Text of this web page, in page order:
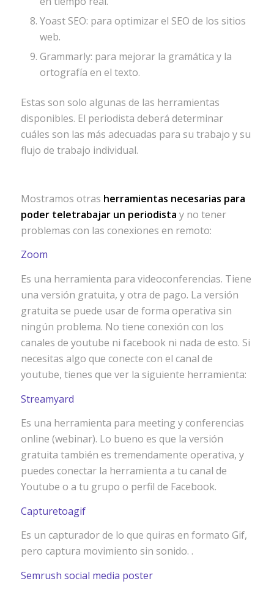
Yoast SEO: para optimizar el SEO de los sitios
web.
Grammarly: para mejorar la gramática y la
ortografía en el texto.
Estas son solo algunas de las herramientas
disponibles. El periodista deberá determinar
cuáles son las más adecuadas para su trabajo y su
flujo de trabajo individual.
Mostramos otras herramientas necesarias para
poder teletrabajar un periodista y no tener
problemas con las conexiones en remoto:
Zoom
Es una herramienta para videoconferencias. Tiene
una versión gratuita, y otra de pago. La versión
gratuita se puede usar de forma operativa sin
ningún problema. No tiene conexión con los
canales de youtube ni facebook ni nada de esto. Si
necesitas algo que conecte con el canal de
youtube, tienes que ver la siguiente herramienta:
Streamyard
Es una herramienta para meeting y conferencias
online (webinar). Lo bueno es que la versión
gratuita también es tremendamente operativa, y
puedes conectar la herramienta a tu canal de
Youtube o a tu grupo o perfil de Facebook.
Capturetoagif
Es un capturador de lo que quiras en formato Gif,
pero captura movimiento sin sonido. .
Semrush social media poster